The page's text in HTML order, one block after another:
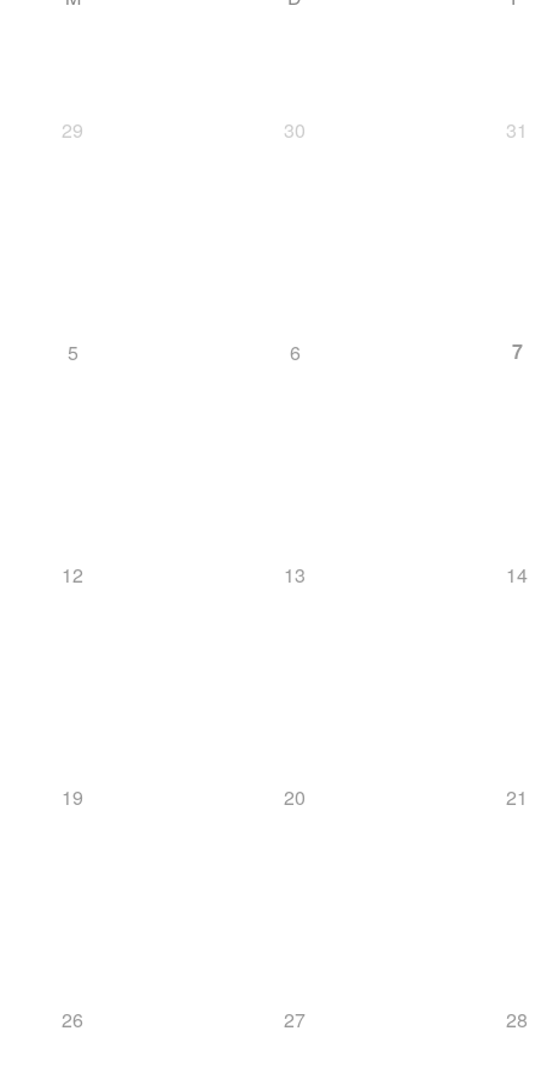
29 30 31
5 6 7
12 13 14
19 20 21
26 27 28